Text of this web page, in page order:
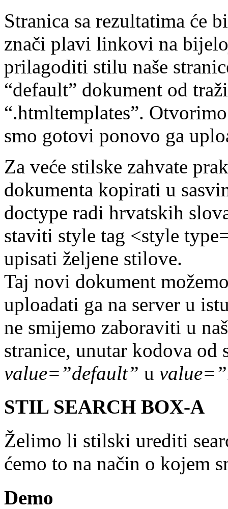
Stranica sa rezultatima će
znači plavi linkovi na
prilagoditi stilu naše
“default” dokument od
“.htmltemplates”.
smo gotovi ponovo ga
Za veće stilske zahvate
dokumenta kopirati u
doctype radi hrvatskih
staviti style tag <style
upisati željene stilove.
Taj novi dokument
uploadati ga na server u
ne smijemo zaboraviti u
stranice, unutar kodova od
value=”default” u
STIL SEARCH BOX-A
Želimo li stilski urediti
ćemo to na način o kojem
Demo